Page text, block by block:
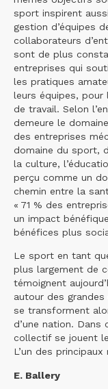
sport inspirent
gestion d’équipes
collaborateurs
sont de plus
entreprises qui
les pratiques
leurs équipes,
de travail. Selon
demeure le
des entreprises
domaine du sport,
la culture,
perçu comme un
chemin entre la
« 71 % des
un impact
bénéfices plus
Le sport en tant
plus largement de
témoignent
autour des
se transforment
d’une nation.
collectif se jouent
L’un des principaux
E. Ballery